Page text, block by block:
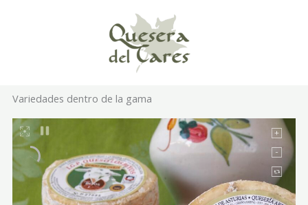
Variedades dentro de la gama